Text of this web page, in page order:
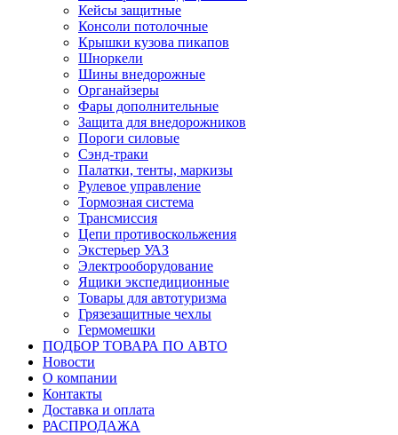
Кейсы защитные
Консоли потолочные
Крышки кузова пикапов
Шноркели
Шины внедорожные
Органайзеры
Фары дополнительные
Защита для внедорожников
Пороги силовые
Сэнд-траки
Палатки, тенты, маркизы
Рулевое управление
Тормозная система
Трансмиссия
Цепи противоскольжения
Экстерьер УАЗ
Электрооборудование
Ящики экспедиционные
Товары для автотуризма
Грязезащитные чехлы
Гермомешки
ПОДБОР ТОВАРА ПО АВТО
Новости
О компании
Контакты
Доставка и оплата
РАСПРОДАЖА